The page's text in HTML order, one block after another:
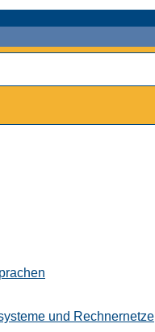
und Rechnernetze